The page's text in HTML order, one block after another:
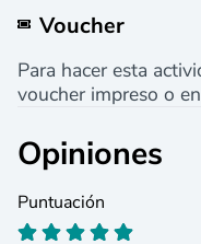
Voucher
Para hacer esta
voucher impreso o
Opiniones
Puntuación